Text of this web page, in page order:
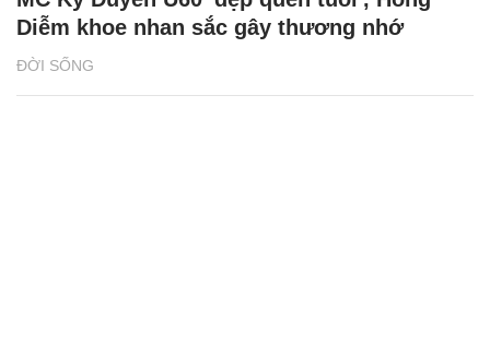
ĐỜI SỐNG
Diễm khoe nhan sắc gây thương nhớ